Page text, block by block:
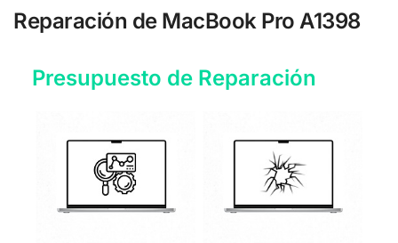
Reparación de MacBook Pro A1398
Presupuesto de Reparación